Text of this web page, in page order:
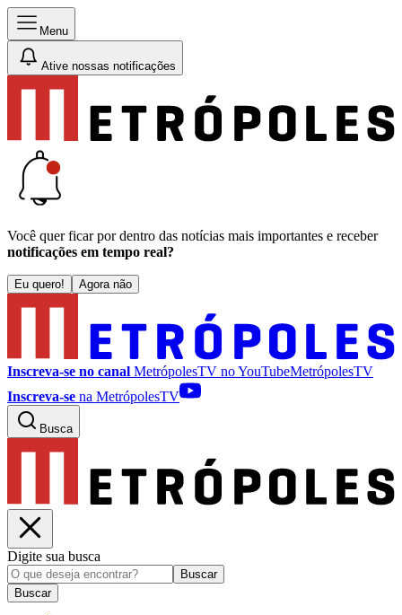
Menu
Ative nossas notificações
Você quer ficar por dentro das notícias mais importantes e receber
notificações em tempo real?
Eu quero! Agora não
Inscreva-se no canal MetrópolesTV noYouTubeMetrópolesTV
Inscreva-se na MetrópolesTV
Busca
Digite sua busca
Buscar
Buscar